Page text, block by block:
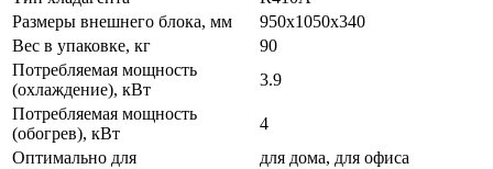
Размеры внешнего блока, мм
950x1050x340
Вес в упаковке, кг
90
Потребляемая мощность
(охлаждение), кВт
3.9
Потребляемая мощность
(обогрев), кВт
4
Оптимально для
для дома, для офиса